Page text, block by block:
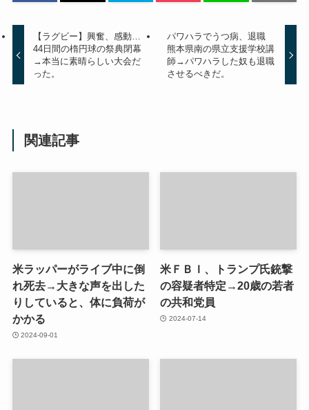
【ラグビー】興奮、感動…
44日間の楕円球の祭典閉幕
→本当に素晴らしい大会だ
った。
パワハラでうつ病、退職
熊本県南の県立支援学校講
師→パワハラした奴も退職
させるべきだ。
関連記事
米ラッパーがライブ中に倒
れ死去→大きな声を出した
りしていると、体に負荷が
かかる
2024-09-01
米ＦＢＩ、トランプ氏銃撃
の容疑者特定→20歳の若者
の共和党員
2024-07-14